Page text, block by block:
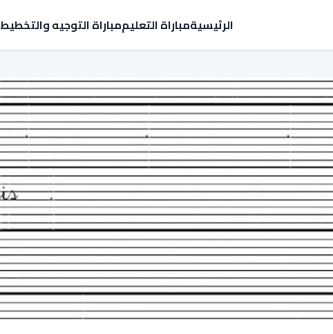
الرئيسيةمباراة التعليممباراة التوجيه والتخطيط